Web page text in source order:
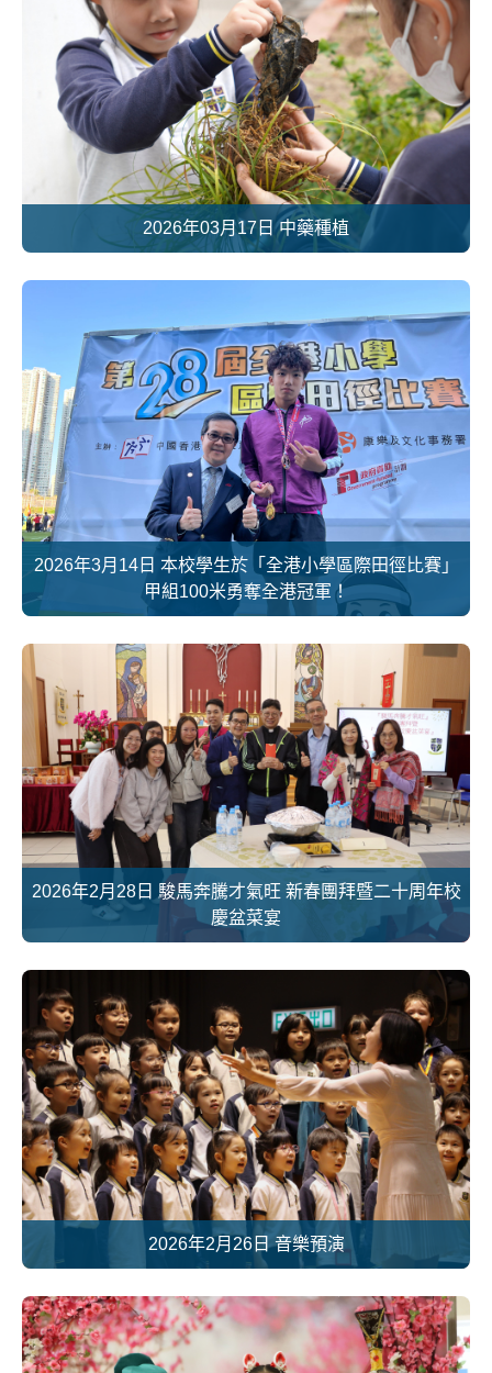
2026年03月17日 中藥種植
2026年3月14日 本校學生於「全港小學區際田徑比賽」
甲組100米勇奪全港冠軍！
2026年2月28日 駿馬奔騰才氣旺 新春團拜暨二十周年校
慶盆菜宴
2026年2月26日 音樂預演